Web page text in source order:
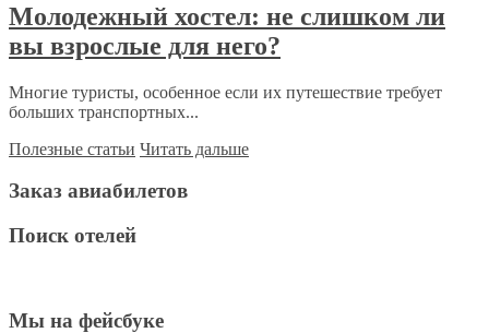
Молодежный хостел: не слишком ли
вы взрослые для него?
Многие туристы, особенное если их путешествие требует
больших транспортных...
Полезные статьи Читать дальше
Заказ авиабилетов
Поиск отелей
Мы на фейсбуке